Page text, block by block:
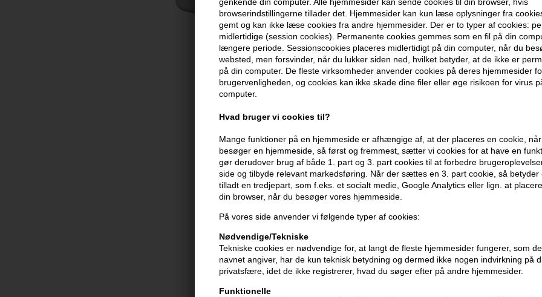
browserindstillingerne tillader det. Hjemmesider kan kun læse oplysninger fra
gemt og kan ikke læse cookies fra andre hjemmesider. Der er to typer af cookies:
midlertidige (session cookies). Permanente cookies gemmes som en fil på din
længere periode. Sessionscookies placeres midlertidigt på din computer, når du
websted, men forsvinder, når du lukker siden ned, hvilket betyder, at de ikke er
på din computer. De fleste virksomheder anvender cookies på deres hjemmesider
brugervenligheden, og cookies kan ikke skade dine filer eller øge risikoen for virus
computer.
Hvad bruger vi cookies til?
Mange funktioner på en hjemmeside er afhængige af, at der placeres en cookie,
besøger en hjemmeside, så først og fremmest, sætter vi cookies for at have en
gør derudover brug af både 1. part og 3. part cookies til at forbedre
side og tilbyde relevant markedsføring. Når der sættes en 3. part cookie, så betyder
tilladt en tredjepart, som f.eks. et socialt medie, Google Analytics eller lign. at
din browser, når du besøger vores hjemmeside.
På vores side anvender vi følgende typer af cookies:
Nødvendige/Tekniske
Tekniske cookies er nødvendige for, at langt de fleste hjemmesider fungerer, som
navnet angiver, har de kun teknisk betydning og dermed ikke nogen indvirkning på
privatsfære, idet de ikke registrerer, hvad du søger efter på andre hjemmesider.
Funktionelle
BESKRIVELSE ANMELDELSER
IdHAIR Elements Xclusive Moisture
fugtgivende leave-in conditioner der
IdHAIR Elements Xclusive Moisture
olie, der virker fugtgivende og
ingredienser, der fugter og beroliger
IdHAIR Elements Xclusive Moisture
parabener, sulfater og allergene
Anvendelse
- Påfør i længder og spidser
- Skal ikke skylles ud